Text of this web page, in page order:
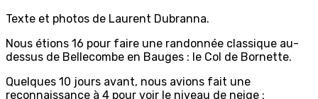
Texte et photos de Laurent Dubranna.
Nous étions 16 pour faire une randonnée classique au-
dessus de Bellecombe en Bauges : le Col de Bornette.
Quelques 10 jours avant, nous avions fait une
reconnaissance à 4 pour voir le niveau de neige :